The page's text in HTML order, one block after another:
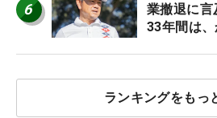
6
業撤退に言
33年間は
ランキングをもっ